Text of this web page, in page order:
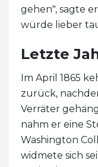
gehen", sagte
würde lieber
Letzte
Im April 1865
zurück,
Verräter
nahm er eine
Washington
widmete sich